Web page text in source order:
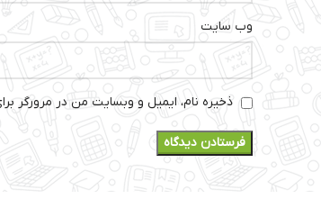
وب‌ سایت
ذخیره نام، ایمیل و وبسایت من در مرورگر